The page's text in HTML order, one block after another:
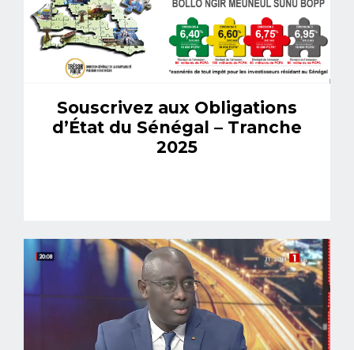
Souscrivez aux Obligations
d’État du Sénégal – Tranche
2025